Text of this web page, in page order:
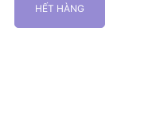
HẾT HÀNG